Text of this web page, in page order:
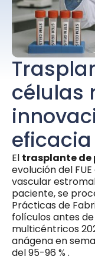
células
El trasplante de
evolución del
vascular
paciente, se
Prácticas de
folículos antes
multicéntricos
anágena en
del 95-96 % .